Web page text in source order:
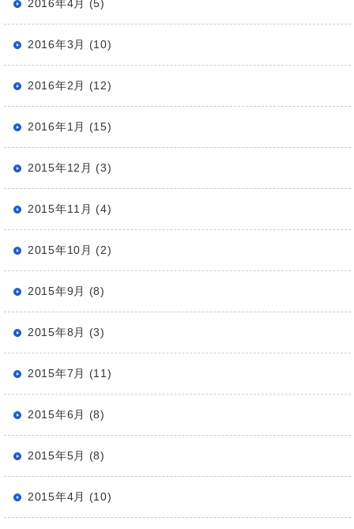
2016年4月 (5)
2016年3月 (10)
2016年2月 (12)
2016年1月 (15)
2015年12月 (3)
2015年11月 (4)
2015年10月 (2)
2015年9月 (8)
2015年8月 (3)
2015年7月 (11)
2015年6月 (8)
2015年5月 (8)
2015年4月 (10)